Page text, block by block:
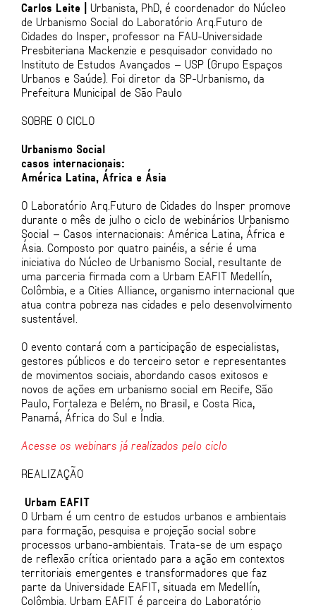
Carlos Leite | Urbanista, PhD, é coordenador do Núcleo
de Urbanismo Social do Laboratório Arq.Futuro de
Cidades do Insper, professor na FAU-Universidade
Presbiteriana Mackenzie e pesquisador convidado no
Instituto de Estudos Avançados – USP (Grupo Espaços
Urbanos e Saúde). Foi diretor da SP-Urbanismo, da
Prefeitura Municipal de São Paulo
SOBRE O CICLO
Urbanismo Social
casos internacionais:
América Latina, África e Ásia
O Laboratório Arq.Futuro de Cidades do Insper promove
durante o mês de julho o ciclo de webinários Urbanismo
Social – Casos internacionais: América Latina, África e
Ásia. Composto por quatro painéis, a série é uma
iniciativa do Núcleo de Urbanismo Social, resultante de
uma parceria firmada com a Urbam EAFIT Medellín,
Colômbia, e a Cities Alliance, organismo internacional que
atua contra pobreza nas cidades e pelo desenvolvimento
sustentável.
O evento contará com a participação de especialistas,
gestores públicos e do terceiro setor e representantes
de movimentos sociais, abordando casos exitosos e
novos de ações em urbanismo social em Recife, São
Paulo, Fortaleza e Belém, no Brasil, e Costa Rica,
Panamá, África do Sul e Índia.
Acesse os webinars já realizados pelo ciclo
REALIZAÇÃO
Urbam EAFIT
O Urbam é um centro de estudos urbanos e ambientais
para formação, pesquisa e projeção social sobre
processos urbano-ambientais. Trata-se de um espaço
de reflexão crítica orientado para a ação em contextos
territoriais emergentes e transformadores que faz
parte da Universidade EAFIT, situada em Medellín,
Colômbia. Urbam EAFIT é parceira do Laboratório